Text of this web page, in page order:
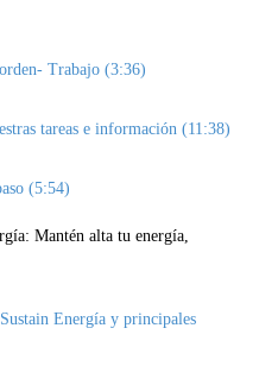
Trabajo (3:36)
tareas e información (11:38)
(5:54)
Mantén alta tu energía,
Energía y principales